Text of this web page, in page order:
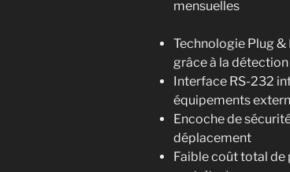
mensuelles
Technologie Plug
grâce à la
Interface RS-232
équipements
Encoche de
déplacement
Faible coût total de